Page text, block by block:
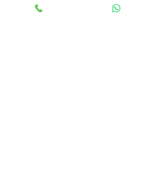
Pour la livraison par transporteur,